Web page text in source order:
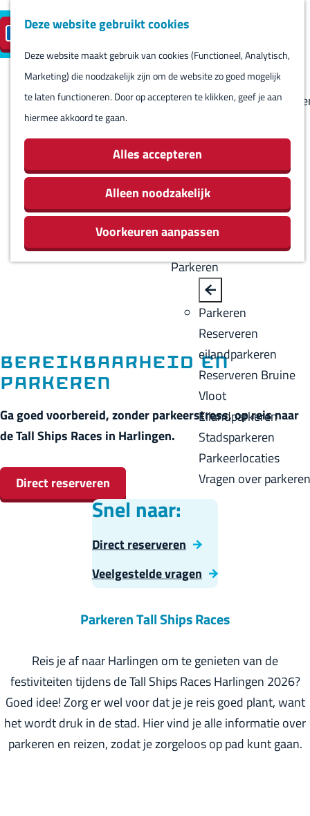
Deze website gebruikt cookies
Deze website maakt gebruik van cookies (Functioneel, Analytisch,
Marketing) die noodzakelijk zijn om de website zo goed mogelijk
te laten functioneren. Door op accepteren te klikken, geef je aan
hiermee akkoord te gaan.
Alles accepteren
Alleen noodzakelijk
Voorkeuren aanpassen
g
e
S
e
l
e
c
t
e
t
a
a
d
i
g
e
a
a
l
:
N
e
e
l
a
n
d
s
NL
M
e
n
u
Reserveren
a
c
k
Agenda
Winkels
Eten en drinken
Routes
Rondom Harlingen
Jachthaven De
Leeuwenbrug
Parkeren
B
a
c
k
Parkeren
Reserveren
eilandparkeren
Reserveren Bruine
Vloot
Eilandparkeren
Stadsparkeren
Parkeerlocaties
Vragen over parkeren
Bereikbaarheid en
parkeren
Ga goed voorbereid, zonder parkeerstress, op reis naar
de Tall Ships Races in Harlingen.
Direct reserveren
Snel naar:
Direct reserveren
D
r
c
r
e
s
e
r
Veelgestelde vragen
V
l
e
t
l
Parkeren Tall Ships Races
Reis je af naar Harlingen om te genieten van de
festiviteiten tijdens de Tall Ships Races Harlingen 2026?
Goed idee! Zorg er wel voor dat je je reis goed plant, want
het wordt druk in de stad. Hier vind je alle informatie over
parkeren en reizen, zodat je zorgeloos op pad kunt gaan.